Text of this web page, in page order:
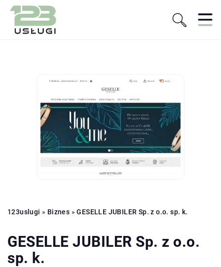
123uslugi » Biznes »GESELLE JUBILER Sp. z o.o. sp. k.
GESELLE JUBILER Sp. z o.o.
sp. k.